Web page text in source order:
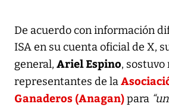
De acuerdo con información
ISA en su cuenta oficial de X,
general, Ariel Espino,
representantes de la
Ganaderos (Anagan)para